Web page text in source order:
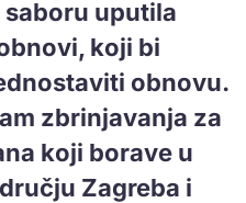
uputila
koji bi
obnovu.
zbrinjavanja za
koji borave u
Zagreba i